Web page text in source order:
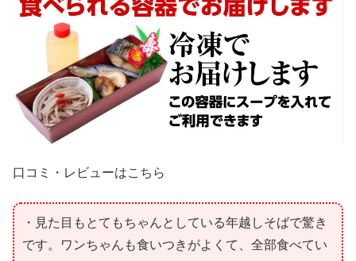
口コミ・レビューはこちら
・見た目もとてもちゃんとしている年越しそばで驚き
です。ワンちゃんも食いつきがよくて、全部食べてい